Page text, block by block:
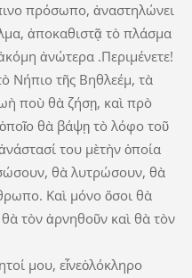
πρόσωπο, ἀναστηλώνει
ἀποκαθιστᾷ τὸ πλάσμα
ἀνώτερα .Περιμένετε!
Νήπιο τῆς Βηθλεέμ, τὰ
ποὺ θὰ ζήσῃ, καὶ πρὸ
θὰ βάψῃ τὸ λόφο τοῦ
του μὲτὴν ὁποία
θὰ λυτρώσουν, θὰ
Καὶ μόνο ὅσοι θὰ
τὸν ἀρνηθοῦν καὶ θὰ τὸν
μου, εἶνεὁλόκληρο